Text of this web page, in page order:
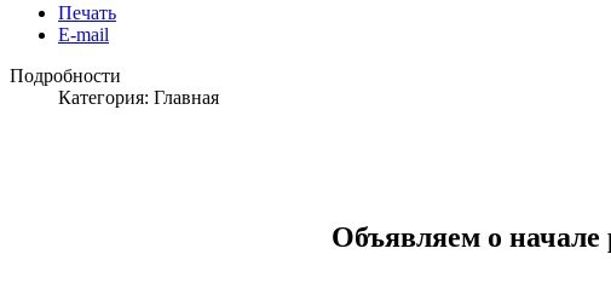
Печать
E-mail
Подробности
Категория: Главная
Объявляем о начале